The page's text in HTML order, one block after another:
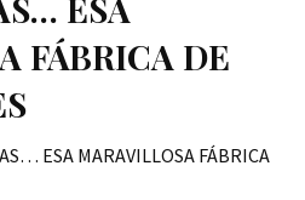
FÁBRICA DE
ESA MARAVILLOSA FÁBRICA